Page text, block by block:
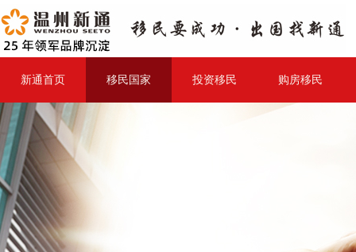
新通首页 移民国家 投资移民 购房移民